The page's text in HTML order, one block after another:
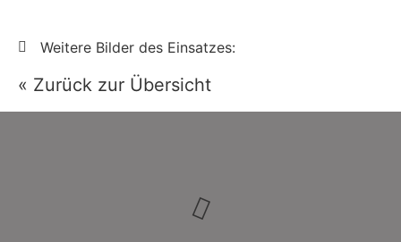
Weitere Bilder des Einsatzes:
« Zurück zur Übersicht